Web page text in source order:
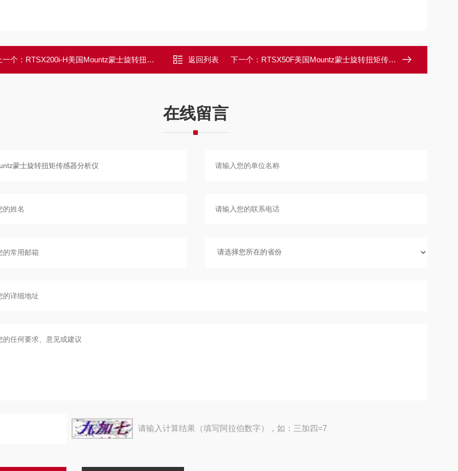
一个： RTSX200i-H美国Mountz蒙士旋转扭矩传感器分析仪 返回列表 下一个： RTSX50F美国Mountz蒙士旋转扭矩传感器分析仪
在线留言
请输入计算结果（填写阿拉伯数字），如：三加四=7